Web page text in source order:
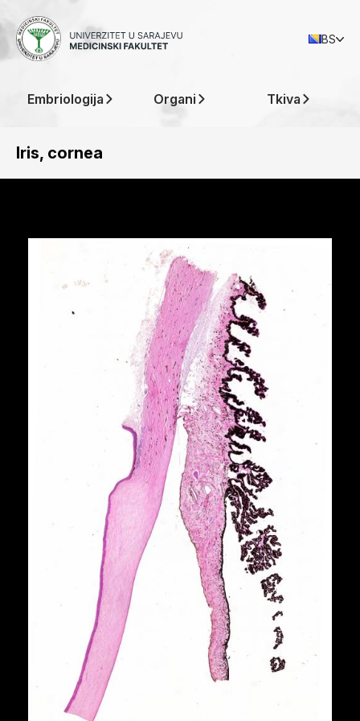
BS
Embriologija Organi Tkiva
Iris, cornea